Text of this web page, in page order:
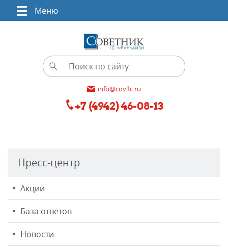
Меню
info@cov1c.ru
+7 (4942) 46-08-13
Пресс-центр
Акции
База ответов
Новости